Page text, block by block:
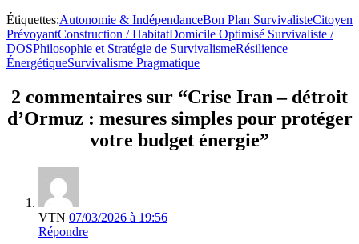
Étiquettes:Autonomie & IndépendanceBon Plan SurvivalisteCitoyen
PrévoyantConstruction / HabitatDomicile Optimisé Survivaliste /
DOSPhilosophie et Stratégie de SurvivalismeRésilience
ÉnergétiqueSurvivalisme Pragmatique
2 commentaires sur “Crise Iran – détroit
d’Ormuz : mesures simples pour protéger
votre budget énergie”
VTN 07/03/2026 à 19:56
Répondre